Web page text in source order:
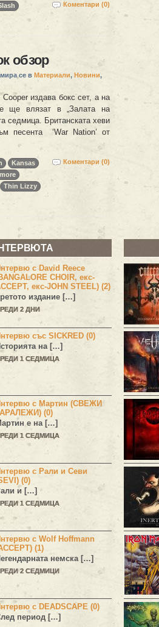
Коментари (0)
обзор
се в Материали, Новини,
издава бокс сет, а на
ще влязат в „Залата на
седмица. Британската хеви
песента ‘War Nation’ от
Коментари (0)
Kansas
Thin Lizzy
с David Reece
CHOIR, екс-
екс-JOHN STEEL) (2)
издание […]
2 ДНИ
със SICKRED (0)
на […]
1 СЕДМИЦА
с Мартин (СВЕЖИ
(0)
е на […]
1 СЕДМИЦА
с Рали и Севи
(0)
и […]
1 СЕДМИЦА
с Wolf Hoffmann
(1)
немска […]
2 СЕДМИЦИ
с DEADSCAPE (0)
период […]